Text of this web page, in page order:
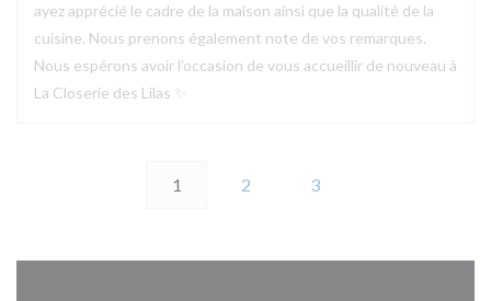
ayez apprécié le cadre de la maison ainsi que la qualité de la
cuisine. Nous prenons également note de vos remarques.
Nous espérons avoir l’occasion de vous accueillir de nouveau à
La Closerie des Lilas ✨
1 2 3